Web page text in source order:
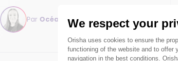
documents”
Par Océane RAPIN